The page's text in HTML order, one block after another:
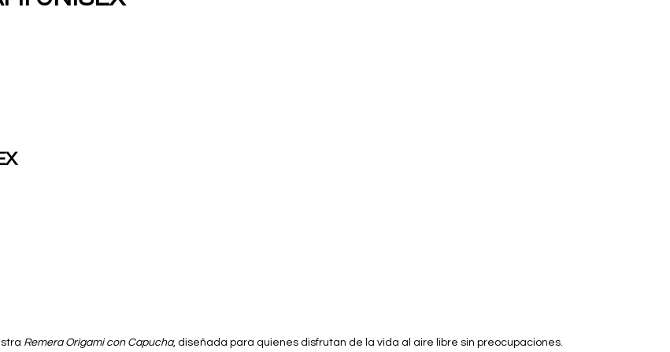
Remera Origami con Capucha, diseñada para quienes disfrutan de la vida al aire libre sin preocupaciones.